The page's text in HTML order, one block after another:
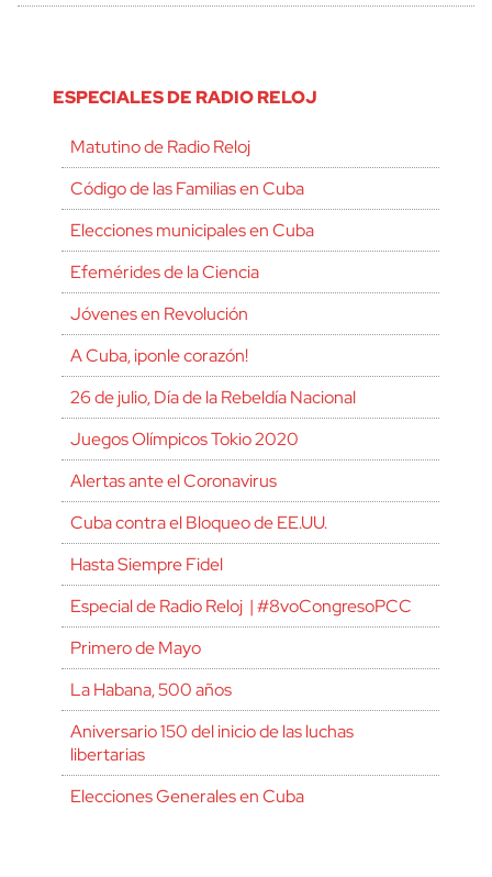
ESPECIALES DE RADIO RELOJ
Matutino de Radio Reloj
Código de las Familias en Cuba
Elecciones municipales en Cuba
Efemérides de la Ciencia
Jóvenes en Revolución
A Cuba, ¡ponle corazón!
26 de julio, Día de la Rebeldía Nacional
Juegos Olímpicos Tokio 2020
Alertas ante el Coronavirus
Cuba contra el Bloqueo de EE.UU.
Hasta Siempre Fidel
Especial de Radio Reloj | #8voCongresoPCC
Primero de Mayo
La Habana, 500 años
Aniversario 150 del inicio de las luchas
libertarias
Elecciones Generales en Cuba